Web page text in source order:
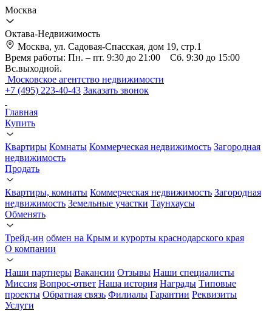
Москва
Октава-Недвижимость
Москва, ул. Садовая-Спасская, дом 19, стр.1
Время работы: Пн. – пт. 9:30 до 21:00 Сб. 9:30 до 15:00
Вс.выходной.
Московское агентство недвижимости
+7 (495) 223-40-43 Заказать звонок
Главная
Купить
Квартиры Комнаты Коммерческая недвижимость Загородная
недвижимость
Продать
Квартиры, комнаты Коммерческая недвижимость Загородная
недвижимость Земельные участки Таунхаусы
Обменять
Трейд-ин обмен на Крым и курорты краснодарского края
О компании
Наши партнеры Вакансии Отзывы Наши специалисты
Миссия Вопрос-ответ Наша история Награды Типовые
проекты Обратная связь Филиалы Гарантии Реквизиты
Услуги